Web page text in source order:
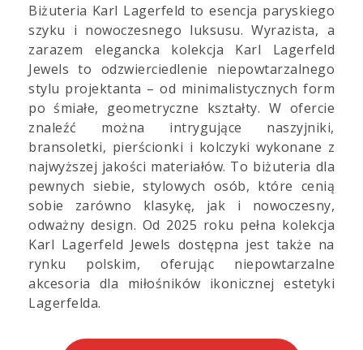
Biżuteria Karl Lagerfeld to esencja paryskiego
szyku i nowoczesnego luksusu. Wyrazista, a
zarazem elegancka kolekcja Karl Lagerfeld
Jewels to odzwierciedlenie niepowtarzalnego
stylu projektanta – od minimalistycznych form
po śmiałe, geometryczne kształty. W ofercie
znaleźć można intrygujące naszyjniki,
bransoletki, pierścionki i kolczyki wykonane z
najwyższej jakości materiałów. To biżuteria dla
pewnych siebie, stylowych osób, które cenią
sobie zarówno klasykę, jak i nowoczesny,
odważny design. Od 2025 roku pełna kolekcja
Karl Lagerfeld Jewels dostępna jest także na
rynku polskim, oferując niepowtarzalne
akcesoria dla miłośników ikonicznej estetyki
Lagerfelda.